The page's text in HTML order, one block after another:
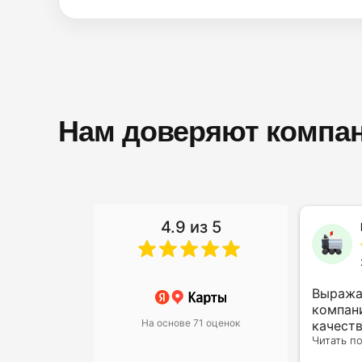
Нам доверяют
4.9 из 5
На основе 71 оценок
Алина Гайдарова
Не первый раз обращаюсь
сюда, очень довольна
результатом. Юристы
Читать